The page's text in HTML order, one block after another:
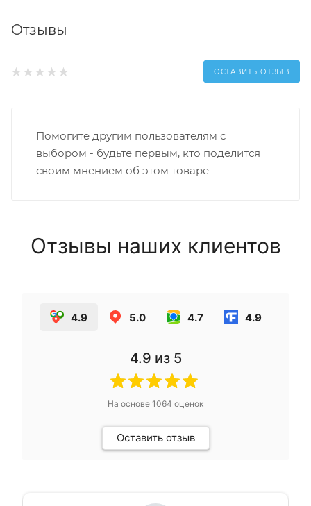
Отзывы
ОСТАВИТЬ ОТЗЫВ
Помогите другим пользователям с
выбором - будьте первым, кто поделится
своим мнением об этом товаре
Отзывы наших клиентов
4.9 5.0 4.7 4.9
4.9 из 5
На основе 1064 оценок
Оставить отзыв